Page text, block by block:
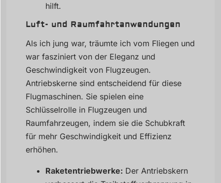
hilft.
Luft- und Raumfahrtanwendungen
Als ich jung war, träumte ich vom Fliegen und
war fasziniert von der Eleganz und
Geschwindigkeit von Flugzeugen.
Antriebskerne sind entscheidend für diese
Flugmaschinen. Sie spielen eine
Schlüsselrolle in Flugzeugen und
Raumfahrzeugen, indem sie die Schubkraft
für mehr Geschwindigkeit und Effizienz
erhöhen.
Raketentriebwerke: Der Antriebskern